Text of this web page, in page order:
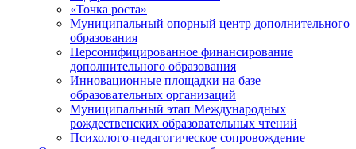
«Точка роста»
Муниципальный опорный центр дополнительного
образования
Персонифицированное финансирование
дополнительного образования
Инновационные площадки на базе
образовательных организаций
Муниципальный этап Международных
рождественских образовательных чтений
Психолого-педагогическое сопровождение